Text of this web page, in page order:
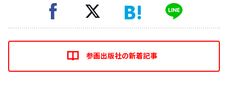
参画出版社の新着記事